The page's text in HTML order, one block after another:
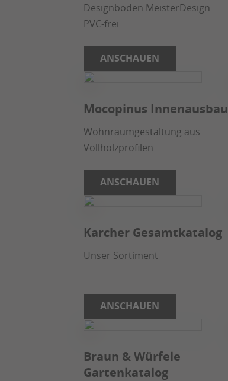
Designboden MeisterDesign
PVC-frei
ANSCHAUEN
Mocopinus Innenausbau
Wohnraumgestaltung aus
Vollholzprofilen
ANSCHAUEN
Karcher Gesamtkatalog
Unser Sortiment
ANSCHAUEN
Braun & Würfele
Gartenkatalog